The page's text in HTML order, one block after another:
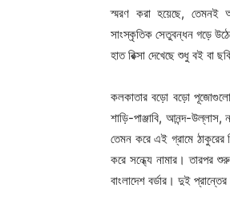
স্মরণ করা হয়েছে, তেমনই
সাংস্কৃতিক সেতুবন্ধন গড়ে
হাত রিক্সা দেখেছে শুধু বই বা
কলকাতার বড়ো বড়ো
শাড়ি-পাঞ্জাবি, আনন্দ-
তেমন করে এই গ্রামে ঠাকুরের
করে সন্ধ্যে নামার। তারপর
বাংলাদেশ বর্ডার। দুই